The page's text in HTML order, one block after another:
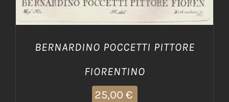
BERNARDINO POCCETTI PITTORE
FIORENTINO
25,00 €